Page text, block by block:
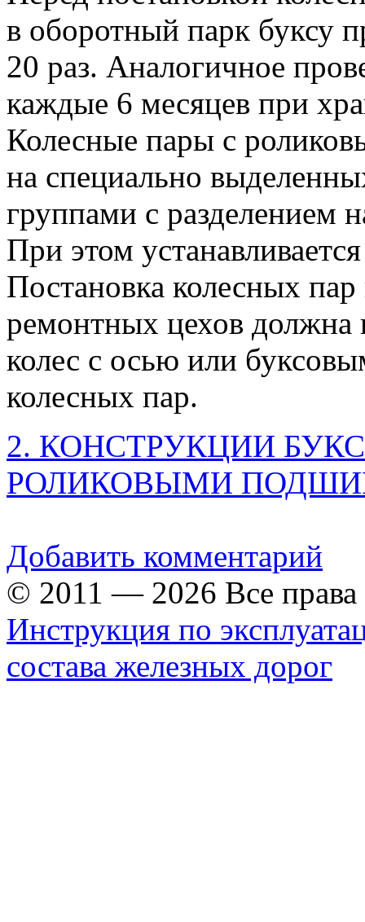
в оборотный парк буксу
20 раз. Аналогичное
каждые 6 месяцев при
Колесные пары с
на специально
группами с разделением
При этом
Постановка колесных
ремонтных цехов должна
колес с осью или
колесных пар.
2. КОНСТРУКЦИИ
РОЛИКОВЫМИ
Добавить комментарий
© 2011 — 2026 Все
Инструкция по
состава железных дорог